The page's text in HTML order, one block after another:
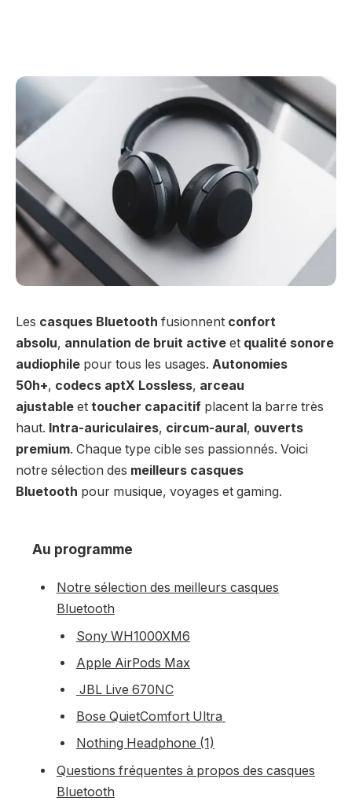
Les casques Bluetooth fusionnent confort
absolu, annulation de bruit active et qualité sonore
audiophile pour tous les usages. Autonomies
50h+, codecs aptX Lossless, arceau
ajustable et toucher capacitif placent la barre très
haut. Intra-auriculaires, circum-aural, ouverts
premium. Chaque type cible ses passionnés. Voici
notre sélection des meilleurs casques
Bluetooth pour musique, voyages et gaming.
Au programme
Notre sélection des meilleurs casques
Bluetooth
Sony WH1000XM6
Apple AirPods Max
JBL Live 670NC
Bose QuietComfort Ultra
Nothing Headphone (1)
Questions fréquentes à propos des casques
Bluetooth